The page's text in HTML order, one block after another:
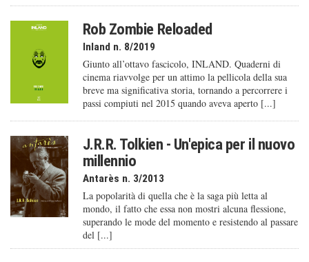
Rob Zombie Reloaded
Inland n. 8/2019
Giunto all’ottavo fascicolo, INLAND. Quaderni di
cinema riavvolge per un attimo la pellicola della sua
breve ma significativa storia, tornando a percorrere i
passi compiuti nel 2015 quando aveva aperto [...]
J.R.R. Tolkien - Un'epica per il nuovo
millennio
Antarès n. 3/2013
La popolarità di quella che è la saga più letta al
mondo, il fatto che essa non mostri alcuna flessione,
superando le mode del momento e resistendo al passare
del [...]